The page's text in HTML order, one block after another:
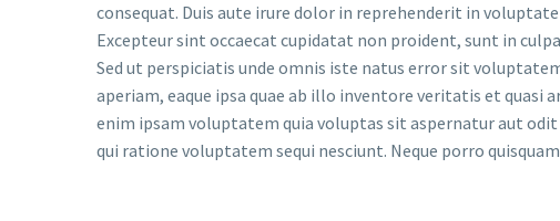
consequat. Duis aute irure dolor in reprehenderit in
Excepteur sint occaecat cupidatat non proident, sunt in
Sed ut perspiciatis unde omnis iste natus error sit
aperiam, eaque ipsa quae ab illo inventore veritatis et quasi
enim ipsam voluptatem quia voluptas sit aspernatur aut
qui ratione voluptatem sequi nesciunt. Neque porro